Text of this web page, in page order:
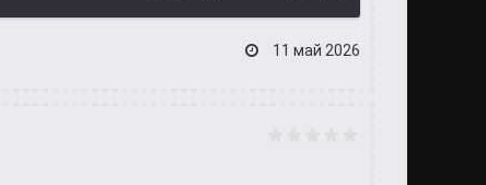
11 май 2026